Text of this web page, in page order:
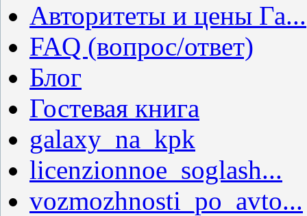
Авторитеты и цены Га...
FAQ (вопрос/ответ)
Блог
Гостевая книга
galaxy_na_kpk
licenzionnoe_soglash...
vozmozhnosti_po_avto...